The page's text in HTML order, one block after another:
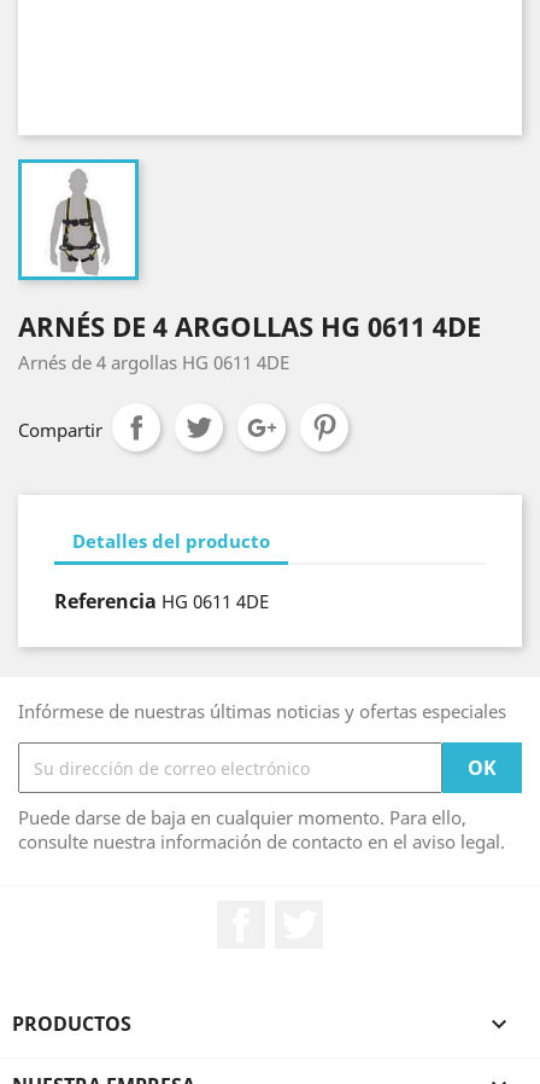
ARNÉS DE 4 ARGOLLAS HG 0611 4DE
Arnés de 4 argollas HG 0611 4DE
Compartir
Detalles del producto
Referencia HG 0611 4DE
Infórmese de nuestras últimas noticias y ofertas especiales
Puede darse de baja en cualquier momento. Para ello,
consulte nuestra información de contacto en el aviso legal.
PRODUCTOS 